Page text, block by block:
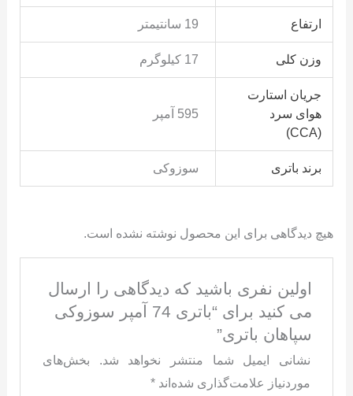
ارتفاع 19 سانتیمتر
وزن کلی 17 کیلوگرم
جریان استارت
هوای سرد
(CCA)
595 آمپر
برند باتری سوزوکی
هیچ دیدگاهی برای این محصول نوشته نشده است.
اولین نفری باشید که دیدگاهی را ارسال
می کنید برای “باتری 74 آمپر سوزوکی
سپاهان باتری”
نشانی ایمیل شما منتشر نخواهد شد.
بخش‌های
موردنیاز علامت‌گذاری شده‌اند*